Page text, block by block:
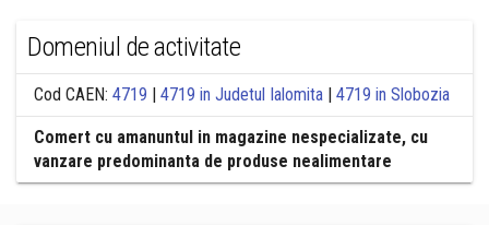
Domeniul de activitate
Cod CAEN: 4719 | 4719 in Judetul Ialomita | 4719 in Slobozia
Comert cu amanuntul in magazine nespecializate, cu
vanzare predominanta de produse nealimentare